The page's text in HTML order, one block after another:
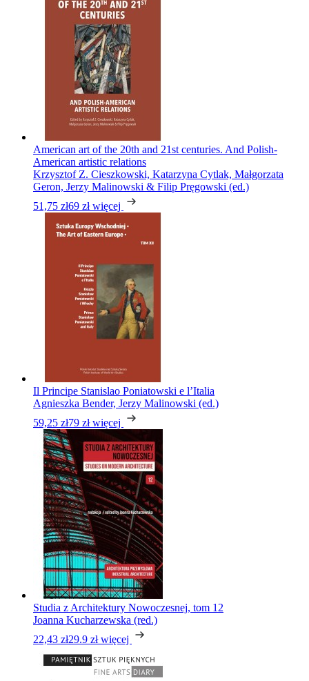
American art of the 20th and 21st centuries. And Polish-
American artistic relations
Krzysztof Z. Cieszkowski, Katarzyna Cytlak, Małgorzata
Geron, Jerzy Malinowski & Filip Pręgowski (ed.)
51,75 zł69 zł więcej
Il Principe Stanislao Poniatowski e l’Italia
Agnieszka Bender, Jerzy Malinowski (ed.)
59,25 zł79 zł więcej
Studia z Architektury Nowoczesnej, tom 12
Joanna Kucharzewska (red.)
22,43 zł29.9 zł więcej